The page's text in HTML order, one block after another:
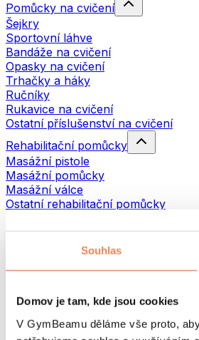
Souhlas
Domov je tam, kde jsou cookies
V GymBeamu děláme vše proto,
Pomůcky na cvičení
Šejkry
Sportovní láhve
Bandáže na cvičení
Opasky na cvičení
Trhačky a háky
Ručníky
Rukavice na cvičení
Ostatní příslušenství na cvičení
Rehabilitační pomůcky
Masážní pistole
Masážní pomůcky
Masážní válce
Ostatní rehabilitační pomůcky
Batohy
Běh
Bojové sporty
Cyklistika